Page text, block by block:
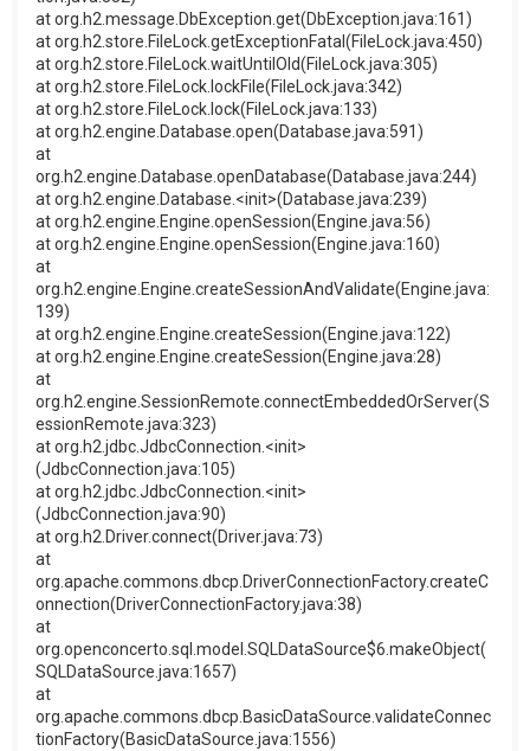
at org.h2.message.DbException.get(DbException.java:161)
at org.h2.store.FileLock.getExceptionFatal(FileLock.java:450)
at org.h2.store.FileLock.waitUntilOld(FileLock.java:305)
at org.h2.store.FileLock.lockFile(FileLock.java:342)
at org.h2.store.FileLock.lock(FileLock.java:133)
at org.h2.engine.Database.open(Database.java:591)
at
org.h2.engine.Database.openDatabase(Database.java:244)
at org.h2.engine.Database.<init>(Database.java:239)
at org.h2.engine.Engine.openSession(Engine.java:56)
at org.h2.engine.Engine.openSession(Engine.java:160)
at
org.h2.engine.Engine.createSessionAndValidate(Engine.java:
139)
at org.h2.engine.Engine.createSession(Engine.java:122)
at org.h2.engine.Engine.createSession(Engine.java:28)
at
org.h2.engine.SessionRemote.connectEmbeddedOrServer(S
essionRemote.java:323)
at org.h2.jdbc.JdbcConnection.<init>
(JdbcConnection.java:105)
at org.h2.jdbc.JdbcConnection.<init>
(JdbcConnection.java:90)
at org.h2.Driver.connect(Driver.java:73)
at
org.apache.commons.dbcp.DriverConnectionFactory.createC
onnection(DriverConnectionFactory.java:38)
at
org.openconcerto.sql.model.SQLDataSource$6.makeObject(
SQLDataSource.java:1657)
at
org.apache.commons.dbcp.BasicDataSource.validateConnec
tionFactory(BasicDataSource.java:1556)